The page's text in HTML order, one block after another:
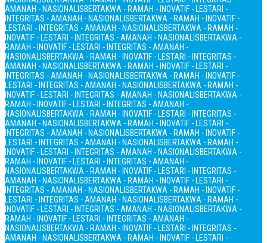
AMANAH - NASIONALISBERTAKWA - RAMAH - INOVATIF - LESTARI -
INTEGRITAS - AMANAH - NASIONALISBERTAKWA - RAMAH - INOVATIF -
LESTARI - INTEGRITAS - AMANAH - NASIONALISBERTAKWA - RAMAH -
INOVATIF - LESTARI - INTEGRITAS - AMANAH - NASIONALISBERTAKWA -
RAMAH - INOVATIF - LESTARI - INTEGRITAS - AMANAH -
NASIONALISBERTAKWA - RAMAH - INOVATIF - LESTARI - INTEGRITAS -
AMANAH - NASIONALISBERTAKWA - RAMAH - INOVATIF - LESTARI -
INTEGRITAS - AMANAH - NASIONALISBERTAKWA - RAMAH - INOVATIF -
LESTARI - INTEGRITAS - AMANAH - NASIONALISBERTAKWA - RAMAH -
INOVATIF - LESTARI - INTEGRITAS - AMANAH - NASIONALISBERTAKWA -
RAMAH - INOVATIF - LESTARI - INTEGRITAS - AMANAH -
NASIONALISBERTAKWA - RAMAH - INOVATIF - LESTARI - INTEGRITAS -
AMANAH - NASIONALISBERTAKWA - RAMAH - INOVATIF - LESTARI -
INTEGRITAS - AMANAH - NASIONALISBERTAKWA - RAMAH - INOVATIF -
LESTARI - INTEGRITAS - AMANAH - NASIONALISBERTAKWA - RAMAH -
INOVATIF - LESTARI - INTEGRITAS - AMANAH - NASIONALISBERTAKWA -
RAMAH - INOVATIF - LESTARI - INTEGRITAS - AMANAH -
NASIONALISBERTAKWA - RAMAH - INOVATIF - LESTARI - INTEGRITAS -
AMANAH - NASIONALISBERTAKWA - RAMAH - INOVATIF - LESTARI -
INTEGRITAS - AMANAH - NASIONALISBERTAKWA - RAMAH - INOVATIF -
LESTARI - INTEGRITAS - AMANAH - NASIONALISBERTAKWA - RAMAH -
INOVATIF - LESTARI - INTEGRITAS - AMANAH - NASIONALISBERTAKWA -
RAMAH - INOVATIF - LESTARI - INTEGRITAS - AMANAH -
NASIONALISBERTAKWA - RAMAH - INOVATIF - LESTARI - INTEGRITAS -
AMANAH - NASIONALISBERTAKWA - RAMAH - INOVATIF - LESTARI -